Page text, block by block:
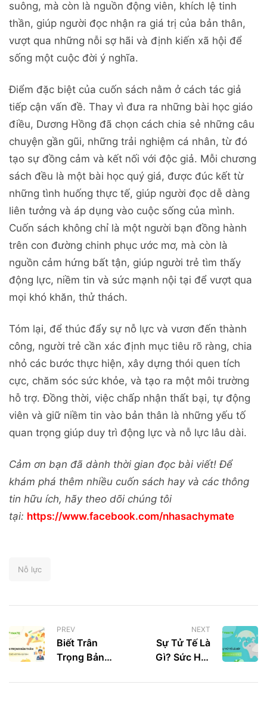
suông, mà còn là nguồn động viên, khích lệ tinh
thần, giúp người đọc nhận ra giá trị của bản thân,
vượt qua những nỗi sợ hãi và định kiến xã hội để
sống một cuộc đời ý nghĩa.
Điểm đặc biệt của cuốn sách nằm ở cách tác giả
tiếp cận vấn đề. Thay vì đưa ra những bài học giáo
điều, Dương Hồng đã chọn cách chia sẻ những câu
chuyện gần gũi, những trải nghiệm cá nhân, từ đó
tạo sự đồng cảm và kết nối với độc giả. Mỗi chương
sách đều là một bài học quý giá, được đúc kết từ
những tình huống thực tế, giúp người đọc dễ dàng
liên tưởng và áp dụng vào cuộc sống của mình.
Cuốn sách không chỉ là một người bạn đồng hành
trên con đường chinh phục ước mơ, mà còn là
nguồn cảm hứng bất tận, giúp người trẻ tìm thấy
động lực, niềm tin và sức mạnh nội tại để vượt qua
mọi khó khăn, thử thách.
Tóm lại, để thúc đẩy sự nỗ lực và vươn đến thành
công, người trẻ cần xác định mục tiêu rõ ràng, chia
nhỏ các bước thực hiện, xây dựng thói quen tích
cực, chăm sóc sức khỏe, và tạo ra một môi trường
hỗ trợ. Đồng thời, việc chấp nhận thất bại, tự động
viên và giữ niềm tin vào bản thân là những yếu tố
quan trọng giúp duy trì động lực và nỗ lực lâu dài.
Cảm ơn bạn đã dành thời gian đọc bài viết! Để
khám phá thêm nhiều cuốn sách hay và các thông
tin hữu ích, hãy theo dõi chúng tôi
tại: https://www.facebook.com/nhasachymate
Nỗ lực
PREV
Biết Trân
Trọng Bản
Mới Trân Quý
NEXT
Sự Tử Tế Là
Gì? Sức Hút
Trong Cuộc